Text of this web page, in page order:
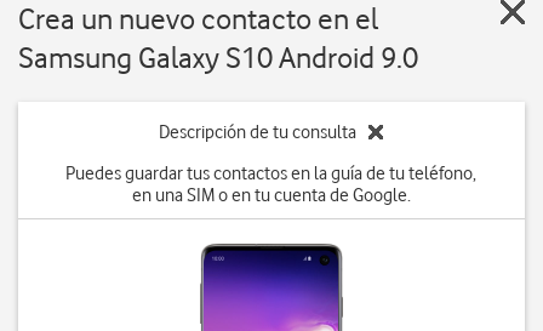
Crea un nuevo contacto en el
Samsung Galaxy S10 Android 9.0
Descripción de tu consulta
Puedes guardar tus contactos en la guía de tu teléfono,
en una SIM o en tu cuenta de Google.